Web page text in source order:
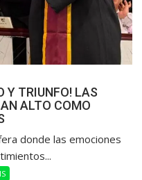
Y TRIUNFO! LAS
ALTO COMO
donde las emociones